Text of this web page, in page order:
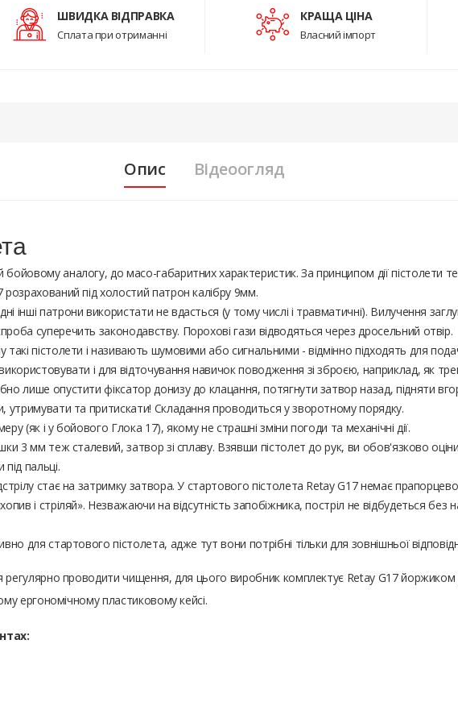
ШВИДКА ВІДПРАВКА
Сплата при отриманні
КРАЩА ЦІНА
Власний імпорт
Опис Відеоогляд
бойовому аналогу, до масо-габаритних характеристик. За принципом дії пістолети
розрахований під холостий патрон калібру 9мм.
інші патрони використати не вдасться (у тому числі і травматичні). Вилучення
суперечить законодавству. Порохові гази відводяться через дросельний отвір.
пістолети і називають шумовими або сигнальними - відмінно підходять для
і для відточування навичок поводження зі зброєю, наприклад, як
лише опустити фіксатор донизу до клацання, потягнути затвор назад, підняти
утримувати та притискати! Складання проводиться у зворотному порядку.
(як і у бойового Глока 17), якому не страшні зміни погоди та механічні дії.
3 мм теж сталевий, затвор зі сплаву. Взявши пістолет до рук, ви обов'язково
пальці.
стає на затримку затвора. У стартового пістолета Retay G17 немає
і стріляй». Незважаючи на відсутність запобіжника, постріл не відбудеться без
для стартового пістолета, адже тут вони потрібні тільки для зовнішньої
регулярно проводити чищення, для цього виробник комплектує Retay G17
ергономічному пластиковому кейсі.